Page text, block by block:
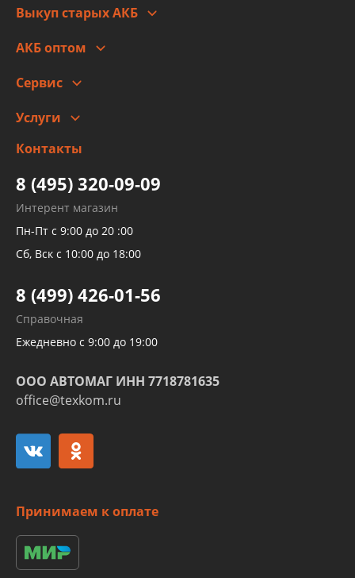
Оплата
Гарантии и возврат
Выкуп старых АКБ
АКБ оптом
Сервис
Заправка кондиционера авто
Детейлинг
Услуги
высокого давления
Тормозных трубок
Рукавов гидроусилителей
Рукавов компрессоров и турбин
Трубок кондиционеров
Развертка пайка медных стальных
алюминиевых трубок и штуцеров
Контакты
8 (495) 320-09-09
Интерент магазин
Пн-Пт с 9:00 до 20 :00
Сб, Вск с 10:00 до 18:00
8 (499) 426-01-56
Справочная
Ежедневно с 9:00 до 19:00
ООО АВТОМАГ ИНН 7718781635
office@texkom.ru
Принимаем к оплате